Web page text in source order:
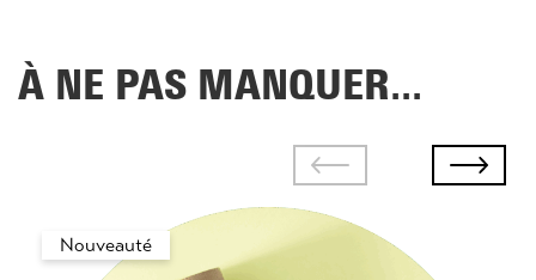
À NE PAS MANQUER...
Nouveauté